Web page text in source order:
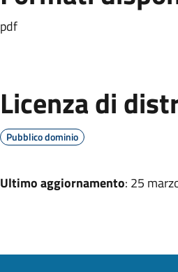
pdf
Licenza di
Pubblico dominio
Ultimo aggiornamento: 25